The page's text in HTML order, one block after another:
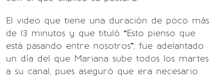
El video que tiene una duración de poco más
de 13 minutos y que tituló “Esto pienso que
está pasando entre nosotros”, fue adelantado
un día del que Mariana sube todos los martes
a su canal, pues aseguró que era necesario